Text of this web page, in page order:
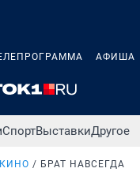
АФИША
СпортВыставкиДругое
КИНО БРАТ НАВСЕГДА